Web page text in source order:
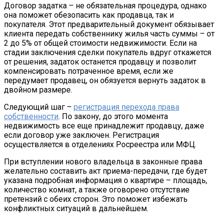
Договор задатка – не обязательная процедура, однако
она поможет обезопасить как продавца, так и
покупателя. Этот предварительный документ обязывает
клиента передать собственнику жилья часть суммы – от
2 до 5% от общей стоимости недвижимости. Если на
стадии заключения сделки покупатель вдруг откажется
от решения, задаток останется продавцу и позволит
компенсировать потраченное время, если же
передумает продавец, он обязуется вернуть задаток в
двойном размере.
Следующий шаг – регистрация перехода права
собственности. По закону, до этого момента
недвижимость все еще принадлежит продавцу, даже
если договор уже заключен. Регистрация
осуществляется в отделениях Росреестра или МФЦ.
При вступлении нового владельца в законные права
желательно составить акт приема-передачи, где будет
указана подробная информация о квартире – площадь,
количество комнат, а также оговорено отсутствие
претензий с обеих сторон. Это поможет избежать
конфликтных ситуаций в дальнейшем.